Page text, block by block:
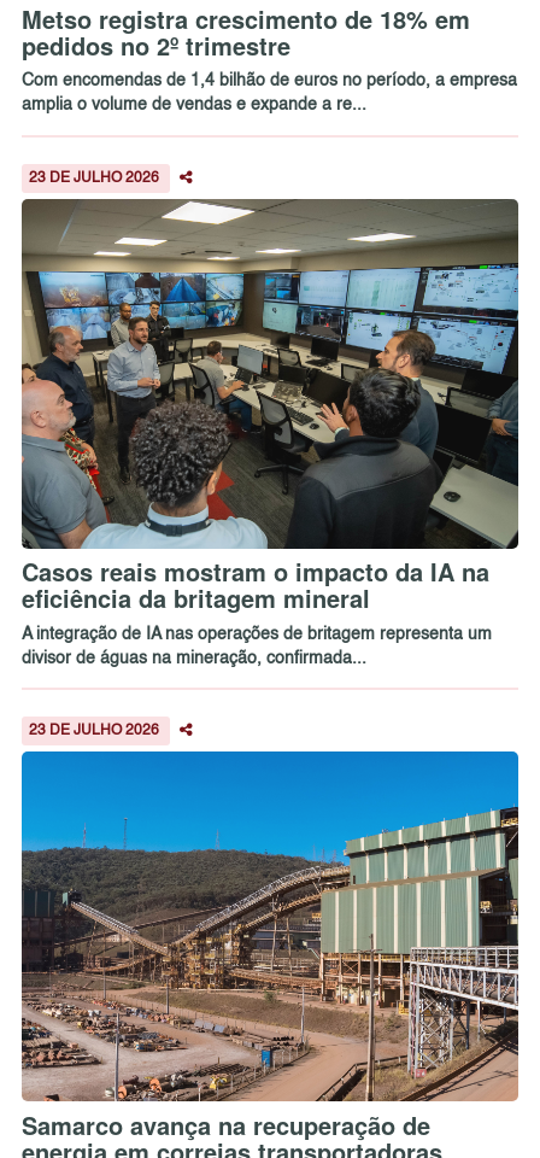
Metso registra crescimento de 18% em
pedidos no 2º trimestre
Com encomendas de 1,4 bilhão de euros no período, a empresa
amplia o volume de vendas e expande a re...
23 DE JULHO 2026
Casos reais mostram o impacto da IA na
eficiência da britagem mineral
A integração de IA nas operações de britagem representa um
divisor de águas na mineração, confirmada...
23 DE JULHO 2026
Samarco avança na recuperação de